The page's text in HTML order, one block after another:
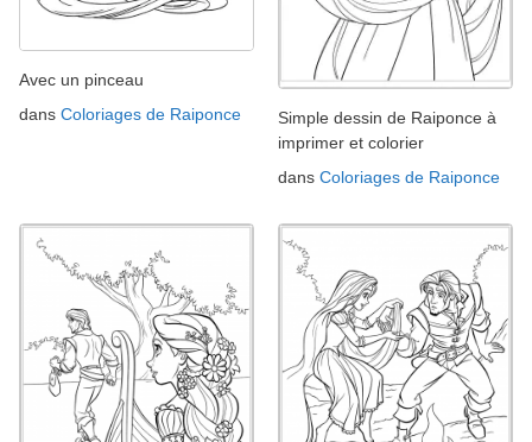
Avec un pinceau
dans Coloriages de Raiponce
Simple dessin de Raiponce à
imprimer et colorier
dans Coloriages de Raiponce